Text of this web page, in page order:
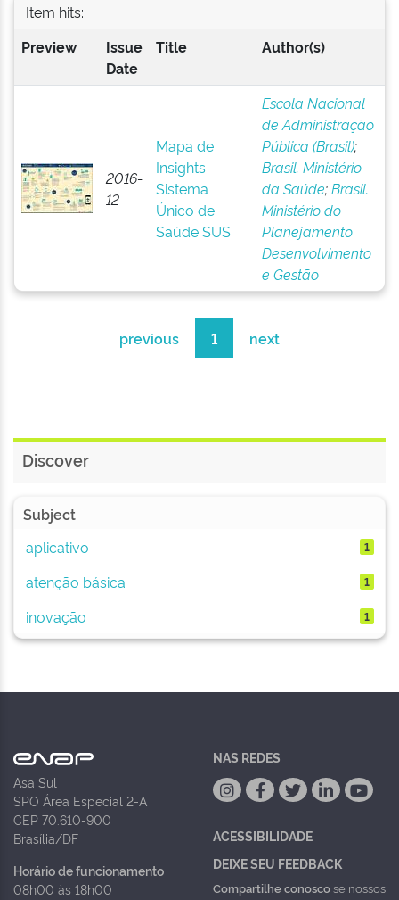
Item hits:
Preview
Issue
Date
Title Author(s)
2016-
12
Mapa de
Insights -
Sistema
Único de
Saúde SUS
Escola Nacional
de Administração
Pública (Brasil);
Brasil. Ministério
da Saúde;Brasil.
Ministério do
Planejamento
Desenvolvimento
e Gestão
previous 1 next
Discover
Subject
aplicativo
1
atenção básica 1
inovação 1
Asa Sul
SPO Área Especial 2-A
CEP 70.610-900
Brasília/DF
Horário de funcionamento
08h00 às 18h00
NAS REDES
ACESSIBILIDADE
DEIXE SEU FEEDBACK
Compartilhe conoscose nossos